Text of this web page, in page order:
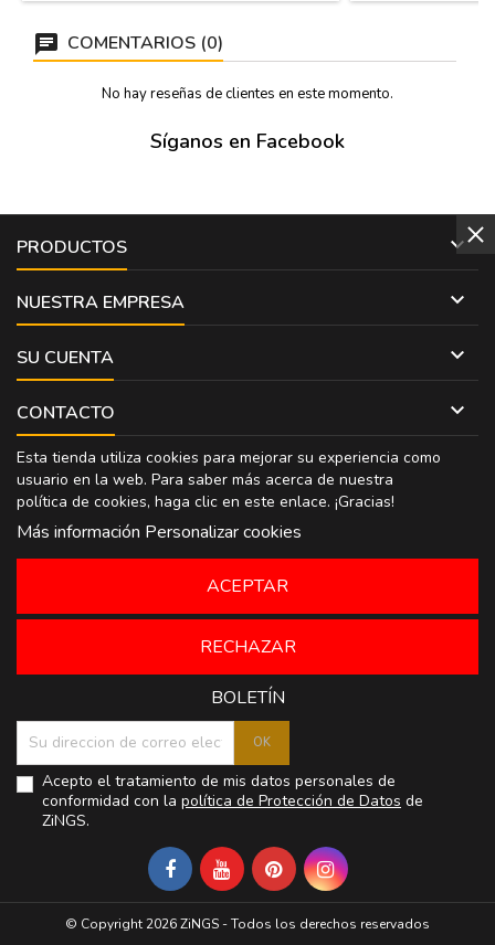
COMENTARIOS (0)
No hay reseñas de clientes en este momento.
Síganos en Facebook
PRODUCTOS 
NUESTRA EMPRESA 
SU CUENTA 
CONTACTO 
Esta tienda utiliza cookies para mejorar su experiencia como
usuario en la web. Para saber más acerca de nuestra
política de cookies, haga clic en este enlace. ¡Gracias!
Más información Personalizar cookies
RECHAZAR
ACEPTAR
BOLETÍN
Acepto el tratamiento de mis datos personales de
conformidad con la política de Protección de Datos de
ZiNGS.
© Copyright 2026 ZiNGS - Todos los derechos reservados